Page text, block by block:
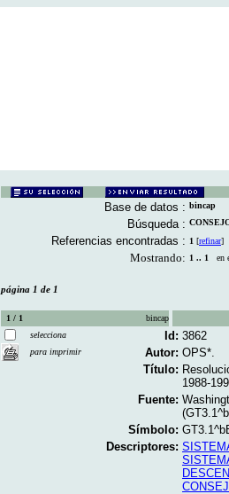
Base de datos : bincap
Búsqueda :
Referencias encontradas : 1 [refinar]
Mostrando: 1 .. 1 en
página 1 de 1
1 / 1
bincap
selecciona
para imprimir
Id: 3862
Autor: OPS*.
Título:
1988-
Fuente:
Símbolo:
Descriptores: